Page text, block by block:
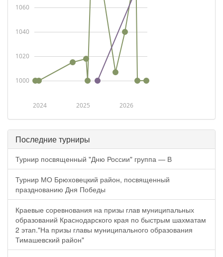
2024 2025 2026
1000
1020
1040
1060
Последние турниры
Турнир посвященный "Дню России" группа — В
Турнир МО Брюховецкий район, посвященный
празднованию Дня Победы
Краевые соревнования на призы глав муниципальных
образований Краснодарского края по быстрым шахматам
2 этап."На призы главы муниципального образования
Тимашевский район"